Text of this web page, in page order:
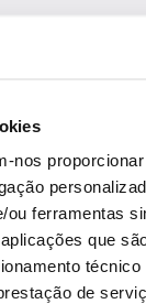
nos
ou ferramentas
que
técnico
de